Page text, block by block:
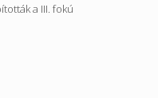
a III. fokú